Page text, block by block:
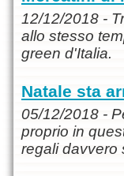
12/12/2018 -
allo stesso
green d'Italia.
Natale sta
05/12/2018 -
proprio in
regali davvero